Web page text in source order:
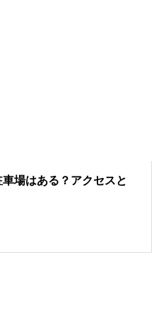
場はある？アクセスと